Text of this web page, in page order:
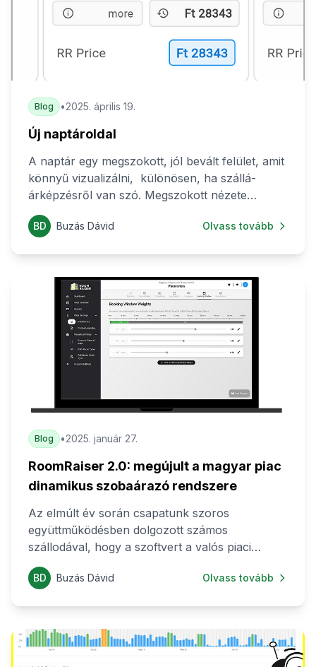
Blog •2025. április 19.
Új naptároldal
A naptár egy megszokott, jól bevált felület, amit
könnyű vizualizálni, különösen, ha szállá-
árképzésről van szó. Megszokott nézete
hasonló ahhoz, ahogyan az időt is “látjuk”,
nyilván nem véletlenül. Kezdetektől fogva
felülete a naptár lesz. Az intelligens, dinamikus
árazási algoritmus megalkotása és
finomhangolása egy időre elvitte róla a fókuszt -
de a novemberben debütált RoomRaiser 2.0.-
ban már ez is elérhető!
BD Buzás Dávid Olvass tovább
Blog •2025. január 27.
RoomRaiser 2.0: megújult a magyar piac
dinamikus szobaárazó rendszere
Az elmúlt év során csapatunk szoros
együttműködésben dolgozott számos
szállodával, hogy a szoftvert a valós piaci
igényekhez igazíthassuk. A tesztelési időszak
nemcsak az algoritmusunk hatékonyságát
a rendszert.
BD Buzás Dávid Olvass tovább